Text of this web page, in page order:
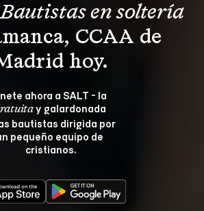
Bautistas en soltería
CCAA de
hoy.
ahora a SALT - la
y galardonada
bautistas dirigida por
pequeño equipo de
cristianos.